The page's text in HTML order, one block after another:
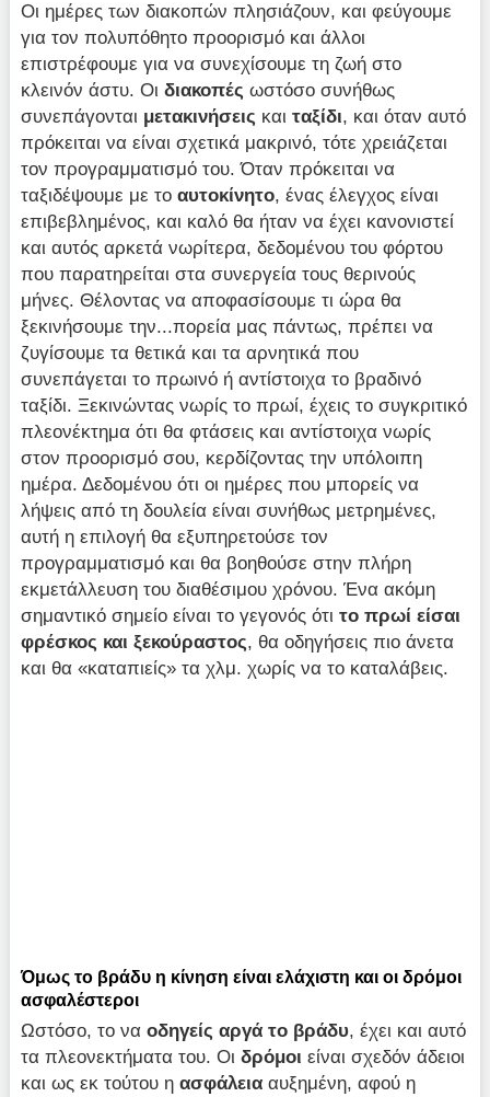
Οι ημέρες των διακοπών πλησιάζουν, και φεύγουμε
για τον πολυπόθητο προορισμό και άλλοι
επιστρέφουμε για να συνεχίσουμε τη ζωή στο
κλεινόν άστυ. Οιδιακοπές ωστόσο συνήθως
συνεπάγονται μετακινήσεις καιταξίδι, και όταν αυτό
πρόκειται να είναι σχετικά μακρινό, τότε χρειάζεται
τον προγραμματισμό του. Όταν πρόκειται να
ταξιδέψουμε με τοαυτοκίνητο, ένας έλεγχος είναι
επιβεβλημένος, και καλό θα ήταν να έχει κανονιστεί
και αυτός αρκετά νωρίτερα, δεδομένου του φόρτου
που παρατηρείται στα συνεργεία τους θερινούς
μήνες. Θέλοντας να αποφασίσουμε τι ώρα θα
ξεκινήσουμε την...πορεία μας πάντως, πρέπει να
ζυγίσουμε τα θετικά και τα αρνητικά που
συνεπάγεται το πρωινό ή αντίστοιχα το βραδινό
ταξίδι. Ξεκινώντας νωρίς το πρωί, έχεις το συγκριτικό
πλεονέκτημα ότι θα φτάσεις και αντίστοιχα νωρίς
στον προορισμό σου, κερδίζοντας την υπόλοιπη
ημέρα. Δεδομένου ότι οι ημέρες που μπορείς να
λήψεις από τη δουλεία είναι συνήθως μετρημένες,
αυτή η επιλογή θα εξυπηρετούσε τον
προγραμματισμό και θα βοηθούσε στην πλήρη
εκμετάλλευση του διαθέσιμου χρόνου. Ένα ακόμη
σημαντικό σημείο είναι το γεγονός ότιτο πρωί είσαι
φρέσκος και ξεκούραστος, θα οδηγήσεις πιο άνετα
και θα «καταπιείς» τα χλμ. χωρίς να το καταλάβεις.
Όμως το βράδυ η κίνηση είναι ελάχιστη και οι δρόμοι
ασφαλέστεροι
Ωστόσο, το ναοδηγείς αργά το βράδυ, έχει και αυτό
τα πλεονεκτήματα του. Οιδρόμοι είναι σχεδόν άδειοι
και ως εκ τούτου ηασφάλεια αυξημένη, αφού η